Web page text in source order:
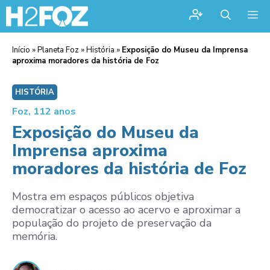
Início »Planeta Foz »História » Exposição do Museu da Imprensa
aproxima moradores da história de Foz
HISTÓRIA
Foz, 112 anos
Exposição do Museu da
Imprensa aproxima
moradores da história de Foz
Mostra em espaços públicos objetiva
democratizar o acesso ao acervo e aproximar a
população do projeto de preservação da
memória.